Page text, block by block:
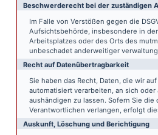
Beschwerde­recht bei der zuständigen
Im Falle von Verstößen gegen die
Aufsichtsbehörde, insbesondere in
Arbeitsplatzes oder des Orts des
unbeschadet anderweitiger
Recht auf Daten­übertrag­barkeit
Sie haben das Recht, Daten, die wir
automatisiert verarbeiten, an sich
aushändigen zu lassen. Sofern Sie
Verantwortlichen verlangen, erfolgt
Auskunft, Löschung und Berichtigung